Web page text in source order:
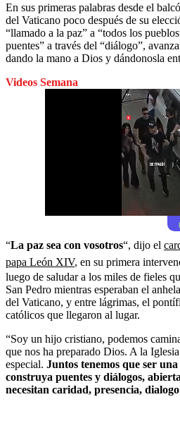
En sus primeras palabras desde el
del Vaticano poco después de su
“llamado a la paz” a “todos los
puentes” a través del “diálogo”,
dando la mano a Dios y dándonosla
Videos Semana
“La paz sea con vosotros“, dijo el
papa León XIV, en su primera
luego de saludar a los miles de fieles
San Pedro mientras esperaban el
del Vaticano, y entre lágrimas, el
católicos que llegaron al lugar.
“Soy un hijo cristiano, podemos
que nos ha preparado Dios. A la
especial. Juntos tenemos que ser
construya puentes y diálogos,
necesitan caridad, presencia,